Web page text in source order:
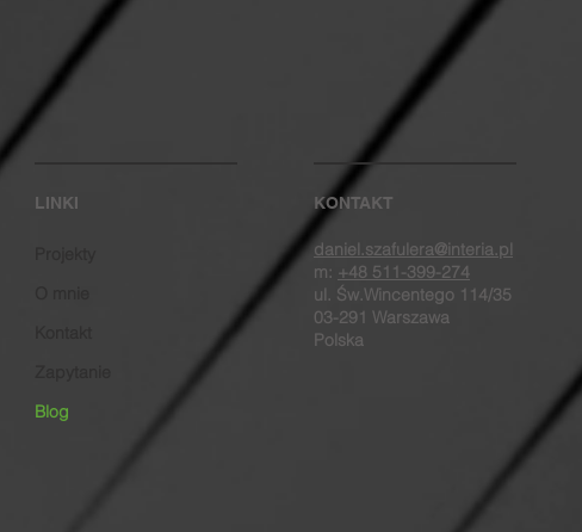
LINKI
Blog
KONTAKT
daniel.szafulera@interia.pl
m: +48 511-399-274
ul. Św.Wincentego 114/35
03-291 Warszawa
Polska